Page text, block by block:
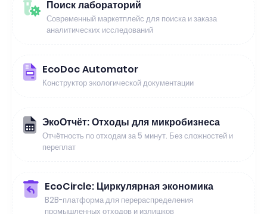
Поиск лабораторий
Современный маркетплейс для поиска и заказа
аналитических исследований
EcoDoc Automator
Конструктор экологической документации
ЭкоОтчёт: Отходы для микробизнеса
Отчётность по отходам за 5 минут. Без сложностей и
переплат
EcoCircle: Циркулярная экономика
B2B-платформа для перераспределения
промышленных отходов и излишков